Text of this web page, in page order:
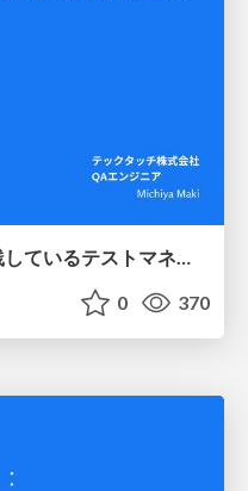
スタートアップの現場で実践しているテストマネジメント #jasst_kyushu
0 370